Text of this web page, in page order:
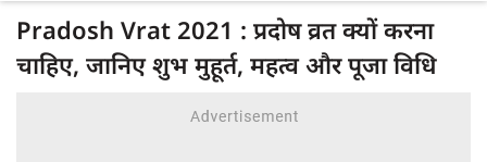
Pradosh Vrat 2021 : प्रदोष व्रत क्यों करना
चाहिए, जानिए शुभ मुहूर्त, महत्व और पूजा विधि